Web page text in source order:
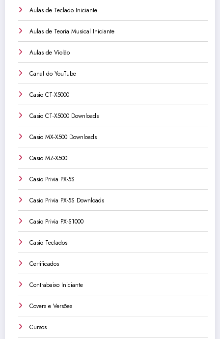
Aulas de Teclado Iniciante
Aulas de Teoria Musical Iniciante
Aulas de Violão
Canal do YouTube
Casio CT-X5000
Casio CT-X5000 Downloads
Casio MX-X500 Downloads
Casio MZ-X500
Casio Privia PX-5S
Casio Privia PX-5S Downloads
Casio Privia PX-S1000
Casio Teclados
Certificados
Contrabaixo Iniciante
Covers e Versões
Cursos